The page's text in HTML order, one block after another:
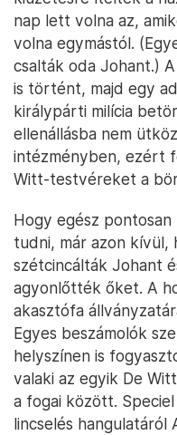
nap lett volna az,
volna egymástól.
csalták oda Johant.)
is történt, majd egy
királypárti milícia
ellenállásba nem
intézményben, ezért
Witt-testvéreket a
Hogy egész
tudni, már azon kívül,
szétcincálták Johant
agyonlőtték őket. A
akasztófa
Egyes beszámolók
helyszínen is
valaki az egyik De
a fogai között.
lincselés hangulatáról